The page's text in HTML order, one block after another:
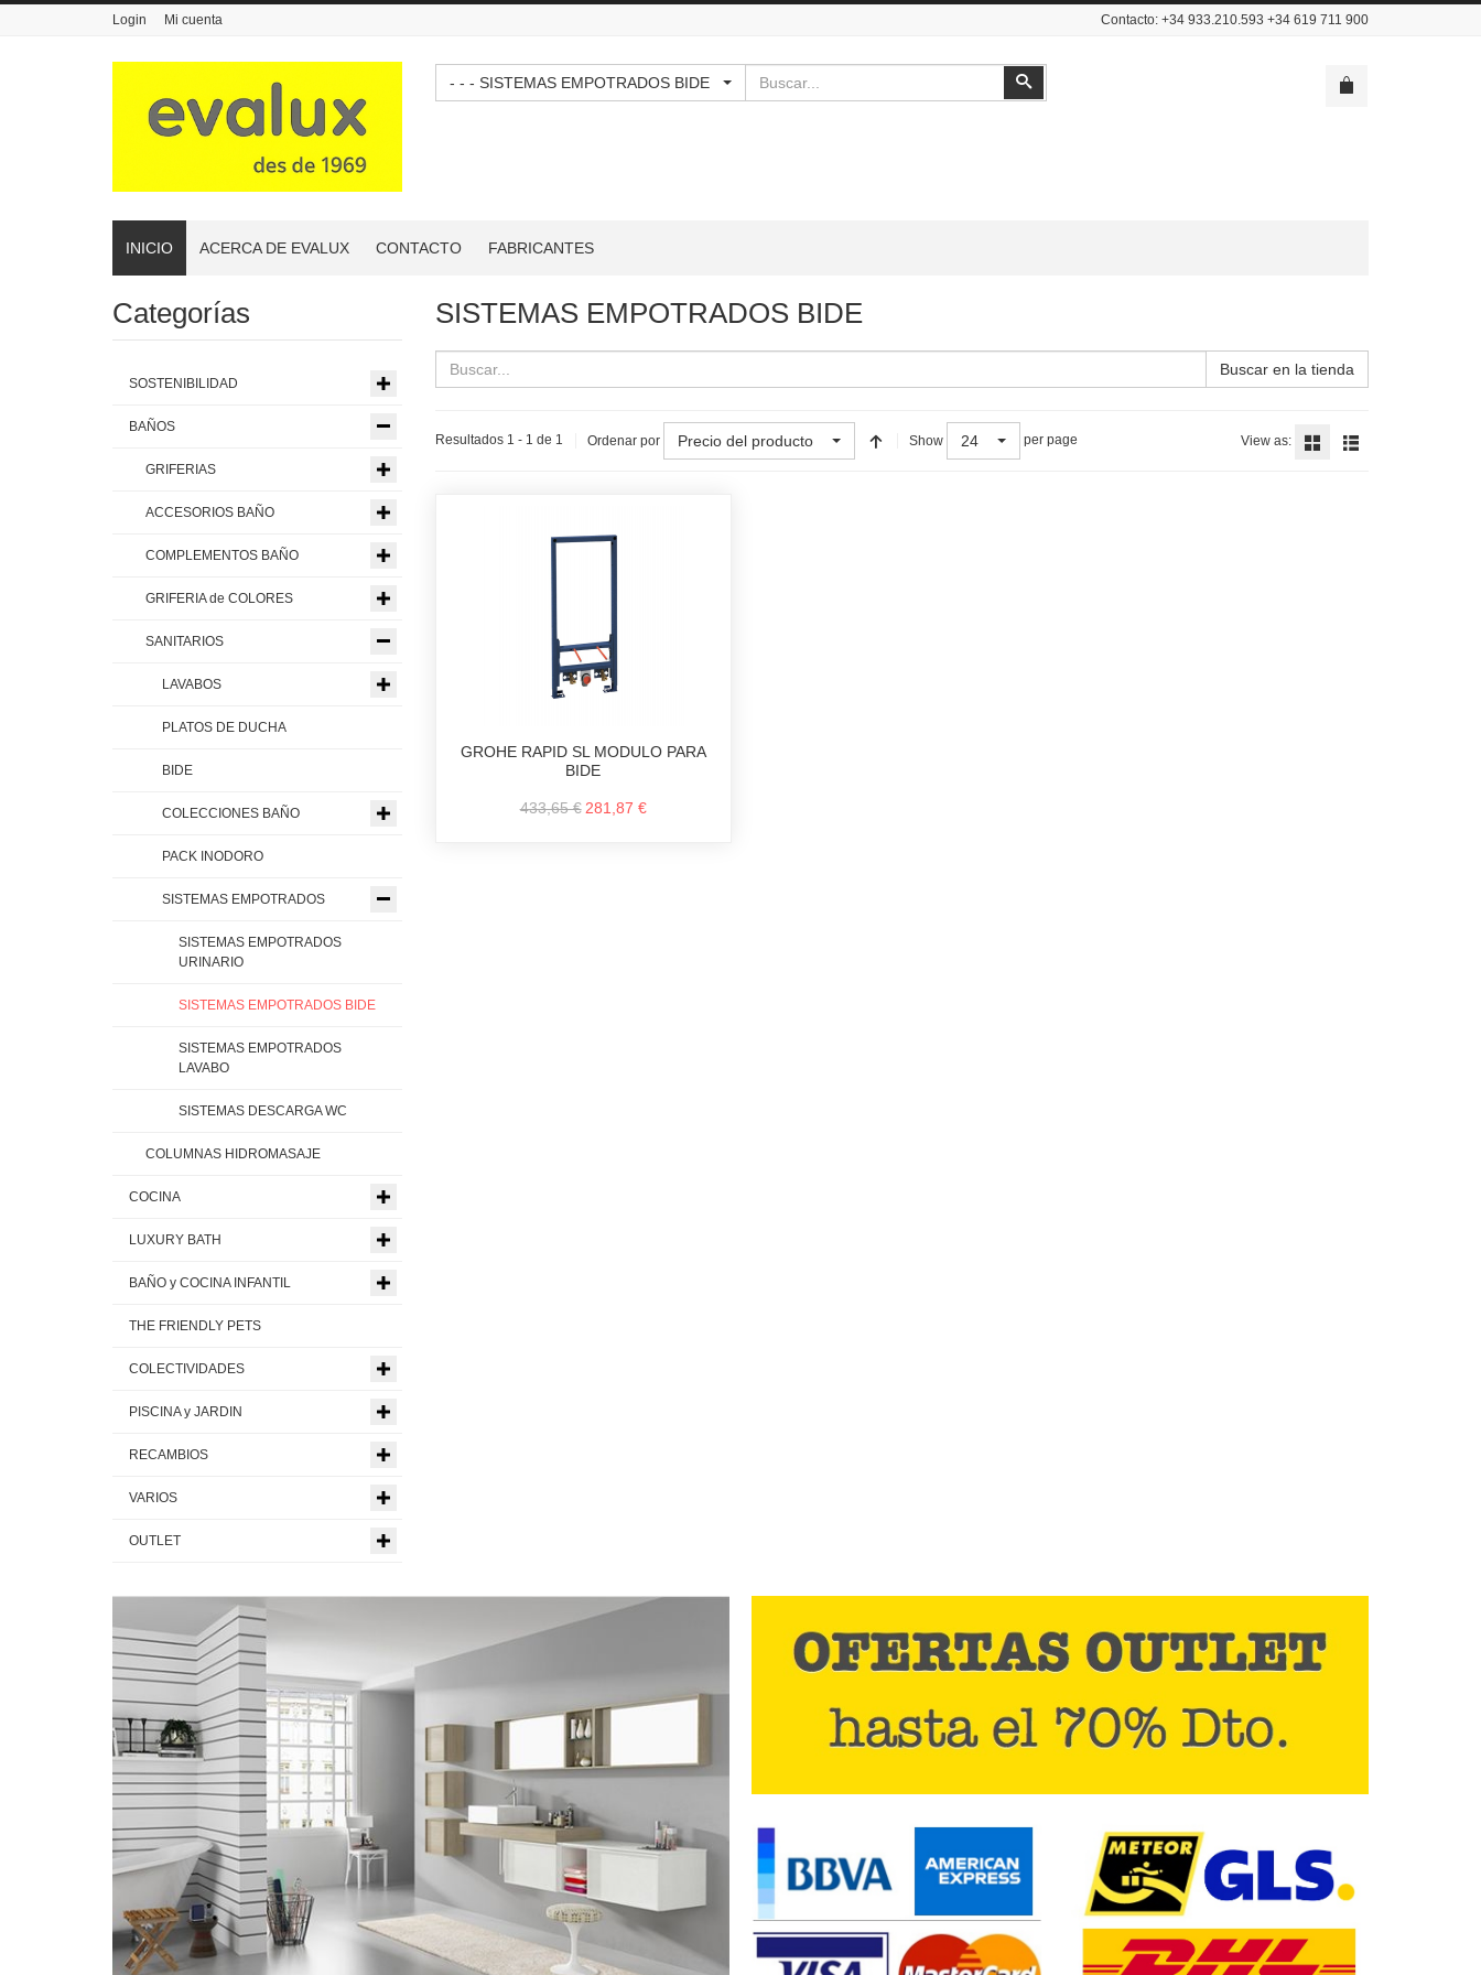
Login Mi cuenta Contacto: +34 933.210.593 +34 619 711 900
- - - SISTEMAS EMPOTRADOS BIDE Buscar
INICIO ACERCA DE EVALUX CONTACTO FABRICANTES
SISTEMAS EMPOTRADOS BIDE
Buscar en la tienda
Resultados 1 - 1 de 1 Ordenar por Precio del producto Show 24 per page View as:
GROHE RAPID SL MODULO PARA
BIDE
433,65 € 281,87 €
Categorías
SOSTENIBILIDAD
BAÑOS
GRIFERIAS
ACCESORIOS BAÑO
COMPLEMENTOS BAÑO
GRIFERIA de COLORES
SANITARIOS
LAVABOS
PLATOS DE DUCHA
BIDE
COLECCIONES BAÑO
PACK INODORO
SISTEMAS EMPOTRADOS
SISTEMAS EMPOTRADOS
URINARIO
SISTEMAS EMPOTRADOS BIDE
SISTEMAS EMPOTRADOS
LAVABO
SISTEMAS DESCARGA WC
COLUMNAS HIDROMASAJE
COCINA
LUXURY BATH
BAÑO y COCINA INFANTIL
THE FRIENDLY PETS
COLECTIVIDADES
PISCINA y JARDIN
RECAMBIOS
VARIOS
OUTLET